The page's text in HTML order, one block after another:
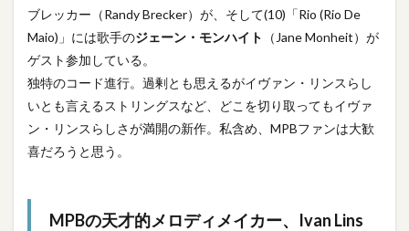
ブレッカー（Randy Brecker）が、そして(10)「Rio (Rio De
Maio)」には歌手のジェーン・モンハイト
（Jane Monheit）が
ゲスト参加している。
独特のコード進行。過剰とも思えるがイヴァン・リンスらし
いとも言えるストリングスなど、どこを切り取ってもイヴァ
ン・リンスらしさが満開の新作。私含め、MPBファンは大歓
喜だろうと思う。
MPBの天才的メロディメイカー、Ivan Lins